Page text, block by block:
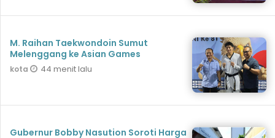
M. Raihan Taekwondoin Sumut
Melenggang ke Asian Games
kota 44 menit lalu
Gubernur Bobby Nasution Soroti Harga